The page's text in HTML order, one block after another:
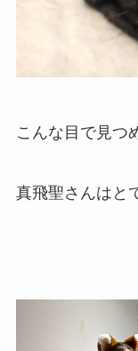
こんな目で見つ
真飛聖さんはと